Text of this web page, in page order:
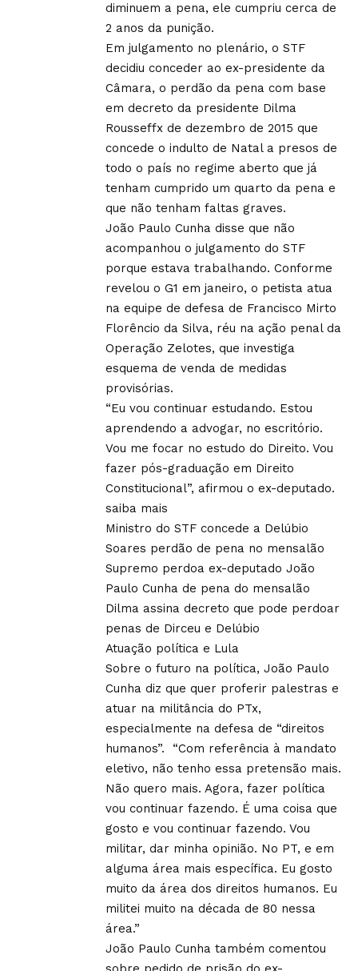
diminuem a pena, ele cumpriu cerca de
2 anos da punição.
Em julgamento no plenário, o STF
decidiu conceder ao ex-presidente da
Câmara, o perdão da pena com base
em decreto da presidente Dilma
Rousseffx de dezembro de 2015 que
concede o indulto de Natal a presos de
todo o país no regime aberto que já
tenham cumprido um quarto da pena e
que não tenham faltas graves.
João Paulo Cunha disse que não
acompanhou o julgamento do STF
porque estava trabalhando. Conforme
revelou o G1 em janeiro, o petista atua
na equipe de defesa de Francisco Mirto
Florêncio da Silva, réu na ação penal da
Operação Zelotes, que investiga
esquema de venda de medidas
provisórias.
“Eu vou continuar estudando. Estou
aprendendo a advogar, no escritório.
Vou me focar no estudo do Direito. Vou
fazer pós-graduação em Direito
Constitucional”, afirmou o ex-deputado.
saiba mais
Ministro do STF concede a Delúbio
Soares perdão de pena no mensalão
Supremo perdoa ex-deputado João
Paulo Cunha de pena do mensalão
Dilma assina decreto que pode perdoar
penas de Dirceu e Delúbio
Atuação política e Lula
Sobre o futuro na política, João Paulo
Cunha diz que quer proferir palestras e
atuar na militância do PTx,
especialmente na defesa de “direitos
humanos”. “Com referência à mandato
eletivo, não tenho essa pretensão mais.
Não quero mais. Agora, fazer política
vou continuar fazendo. É uma coisa que
gosto e vou continuar fazendo. Vou
militar, dar minha opinião. No PT, e em
alguma área mais específica. Eu gosto
muito da área dos direitos humanos. Eu
militei muito na década de 80 nessa
área.”
João Paulo Cunha também comentou